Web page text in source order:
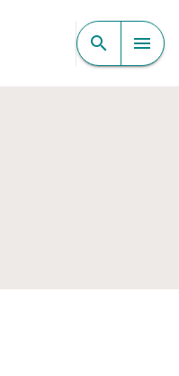
CONTENU
search menu